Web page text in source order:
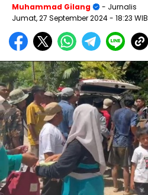
Muhammad Gilang
- Jurnalis
Jumat, 27 September 2024- 18:23 WIB